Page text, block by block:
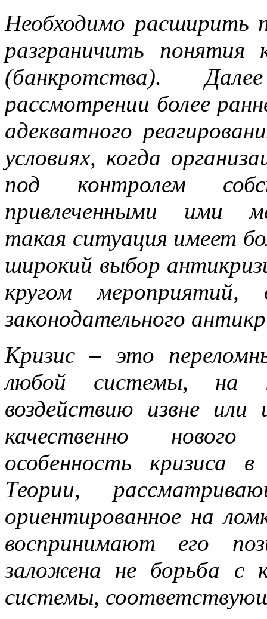
Необходимо расширить
разграничить понятия
(банкротства).
рассмотрении более
адекватного
условиях, когда
под контролем
привлеченными ими
такая ситуация имеет
широкий выбор
кругом мероприятий,
законодательного
Кризис – это
любой системы, на
воздействию извне
качественно нового
особенность кризиса
Теории,
ориентированное на
воспринимают его
заложена не борьба с
системы,